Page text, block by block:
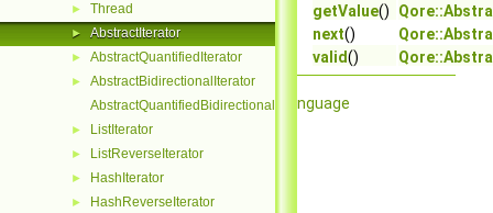
► Thread
► AbstractIterator
► AbstractQuantifiedIterator
►
AbstractBidirectionalIterator
AbstractQuantifiedBidirectionalIterator
► ListIterator
► ListReverseIterator
► HashIterator
► HashReverseIterator
getValue()
next()
valid()
Qore Programming Language